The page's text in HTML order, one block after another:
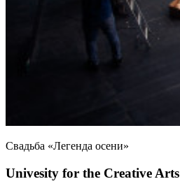
Свадьба «Легенда осени»
Univesity for the Creative Arts